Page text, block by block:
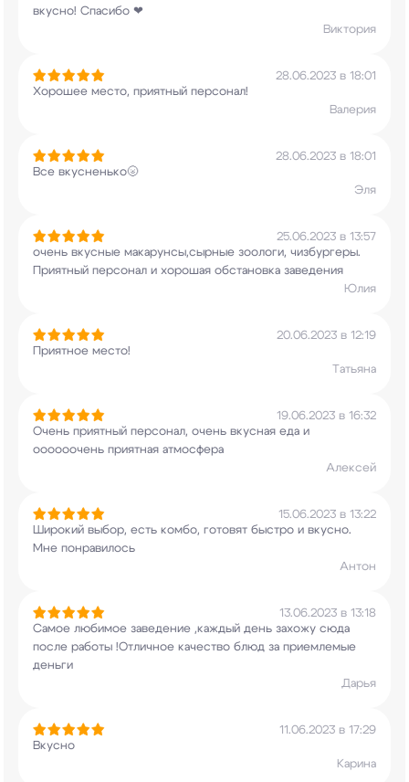
вкусно! Спасибо ❤
Виктория
28.06.2023 в 18:01
Хорошее место, приятный персонал!
Валерия
28.06.2023 в 18:01
Все вкусненько🌝
Эля
25.06.2023 в 13:57
очень вкусные макарунсы,сырные зоологи, чизбургеры.
Приятный персонал и хорошая обстановка заведения
Юлия
20.06.2023 в 12:19
Приятное место!
Татьяна
19.06.2023 в 16:32
Очень приятный персонал, очень вкусная еда и
оооооочень приятная атмосфера
Алексей
15.06.2023 в 13:22
Широкий выбор, есть комбо, готовят быстро и вкусно.
Мне понравилось
Антон
13.06.2023 в 13:18
Самое любимое заведение ,каждый день захожу сюда
после работы !Отличное качество блюд за приемлемые
деньги
Дарья
11.06.2023 в 17:29
Вкусно
Карина